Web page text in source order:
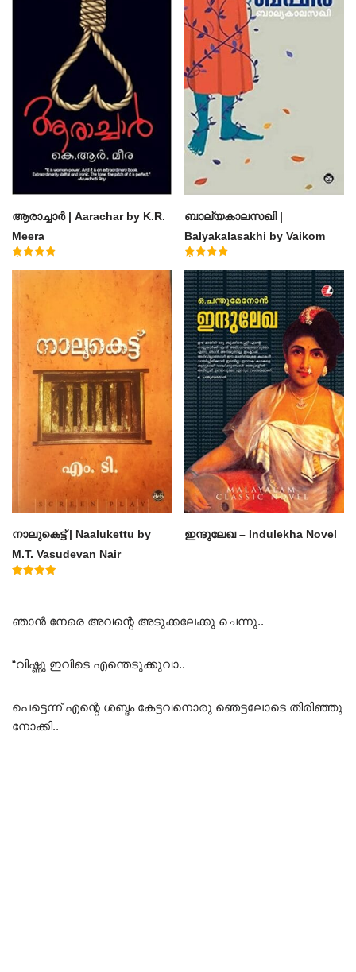
ആരാച്ചാര്‍ | Aarachar by K.R.
Meera
ബാല്യകാലസഖി |
Balyakalasakhi by Vaikom
Muhammad Basheer
4.60
out of 5
നാലുകെട്ട് | Naalukettu by
M.T. Vasudevan Nair
ഇന്ദുലേഖ – Indulekha Novel
ഞാൻ നേരെ അവന്റെ അടുക്കലേക്കു ചെന്നു..
“വിഷ്ണു ഇവിടെ എന്തെടുക്കുവാ..
പെട്ടെന്ന് എന്റെ ശബ്ദം കേട്ടവനൊരു ഞെട്ടലോടെ തിരിഞ്ഞു
നോക്കി..